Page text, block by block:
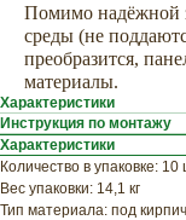
Помимо надёжной
среды (не
преобразится,
материалы.
Характеристики
Инструкция по монтажу
Характеристики
Количество в упаковке: 10
Вес упаковки: 14,1 кг
Тип материала: под кирпич
ХОТИТЕ
Узнайте
стоимость
прямо